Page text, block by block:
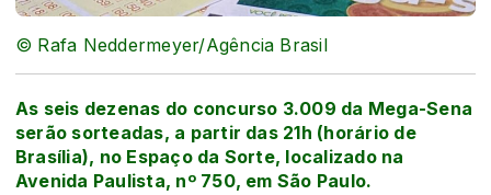
© Rafa Neddermeyer/Agência Brasil
As seis dezenas do concurso 3.009 da Mega-Sena
serão sorteadas, a partir das 21h (horário de
Brasília), no Espaço da Sorte, localizado na
Avenida Paulista, nº 750, em São Paulo.